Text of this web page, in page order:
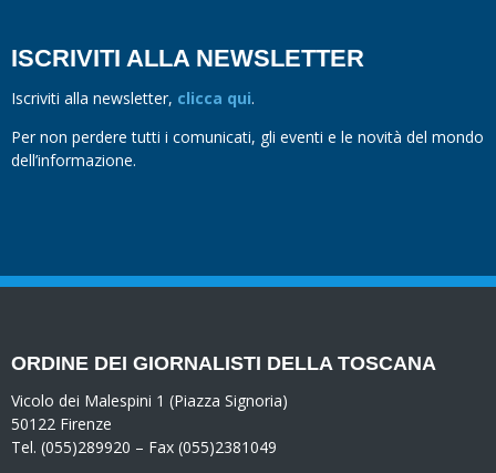
ISCRIVITI ALLA NEWSLETTER
Iscriviti alla newsletter, clicca qui.
Per non perdere tutti i comunicati, gli eventi e le novità del mondo
dell’informazione.
ORDINE DEI GIORNALISTI DELLA TOSCANA
Vicolo dei Malespini 1 (Piazza Signoria)
50122 Firenze
Tel. (055)289920 – Fax (055)2381049